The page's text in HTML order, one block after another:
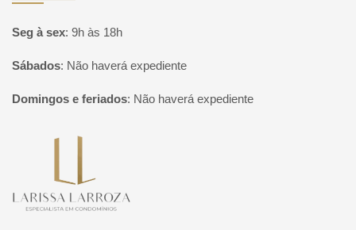
Seg à sex: 9h às 18h
Sábados: Não haverá expediente
Domingos e feriados: Não haverá expediente